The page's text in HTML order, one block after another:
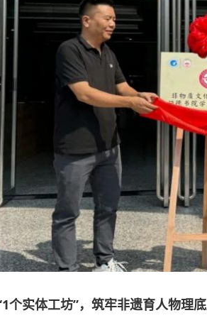
个实体工坊”，筑牢非遗育人物理